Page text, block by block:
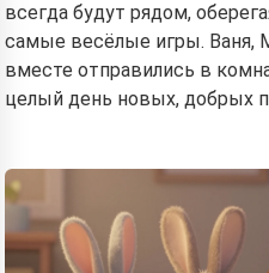
всегда будут рядом,
самые весёлые игры. Ваня,
вместе отправились в
целый день новых, добрых